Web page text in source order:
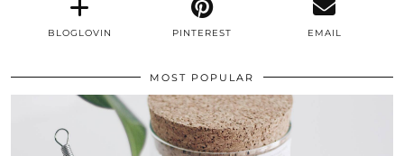
BLOGLOVIN PINTEREST EMAIL
MOST POPULAR